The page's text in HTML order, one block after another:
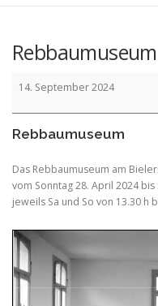
ESSEN/TRINKEN/
Rebbaumuseum
Rebbaumuseum
14. September 2024
Rebbaumuseum
Das Rebbaumuseum am
vom Sonntag 28. April 2024
jeweils Sa und So von 13.30 h